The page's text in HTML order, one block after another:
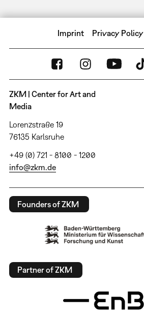
Imprint Privacy Policy
ZKM | Center for Art and
Media
Lorenzstraße 19
76135 Karlsruhe
+49 (0) 721 - 8100 - 1200
info@zkm.de
Founders of ZKM
Partner of ZKM